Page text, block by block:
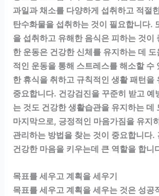
과일과 채소를 다양하게 섭취하고 적절
탄수화물을 섭취하는 것이 필요합니다.
을 섭취하고 유해한 음식은 피하는 것이
한 운동은 건강한 신체를 유지하는 데
적인 운동을 통해 스트레스를 해소할 수
한 휴식을 취하고 규칙적인 생활 패턴을
중요합니다. 건강검진을 꾸준히 받고 예
는 것도 건강한 생활습관을 유지하는 데
마지막으로, 긍정적인 마음가짐을 유지
관리하는 방법을 찾는 것이 중요합니다.
건강한 마음을 키우는데 큰 역할을 합니
목표를 세우고 계획을 세우기
목표를 세우고 계획을 세우는 것은 성공